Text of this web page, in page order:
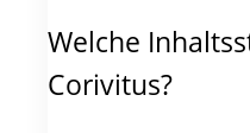
Welche
Corivitus?